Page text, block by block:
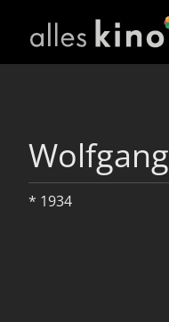
* 1934